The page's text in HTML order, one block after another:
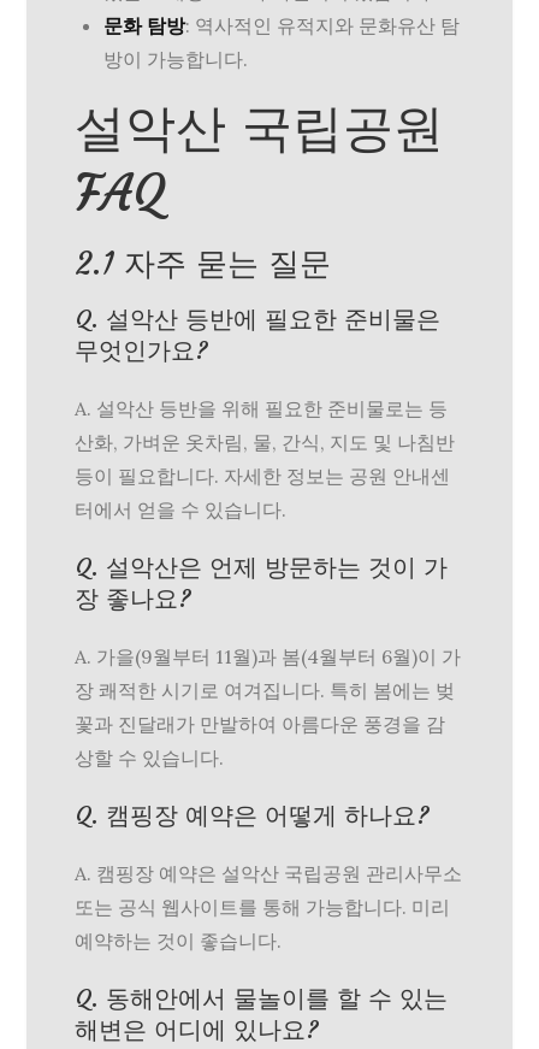
문화 탐방: 역사적인 유적지와 문화유산 탐
방이 가능합니다.
설악산 국립공원
FAQ
2.1 자주 묻는 질문
Q. 설악산 등반에 필요한 준비물은
무엇인가요?
A. 설악산 등반을 위해 필요한 준비물로는 등
산화, 가벼운 옷차림, 물, 간식, 지도 및 나침반
등이 필요합니다. 자세한 정보는 공원 안내센
터에서 얻을 수 있습니다.
Q. 설악산은 언제 방문하는 것이 가
장 좋나요?
A. 가을(9월부터 11월)과 봄(4월부터 6월)이 가
장 쾌적한 시기로 여겨집니다. 특히 봄에는 벚
꽃과 진달래가 만발하여 아름다운 풍경을 감
상할 수 있습니다.
Q. 캠핑장 예약은 어떻게 하나요?
A. 캠핑장 예약은 설악산 국립공원 관리사무소
또는 공식 웹사이트를 통해 가능합니다. 미리
예약하는 것이 좋습니다.
Q. 동해안에서 물놀이를 할 수 있는
해변은 어디에 있나요?